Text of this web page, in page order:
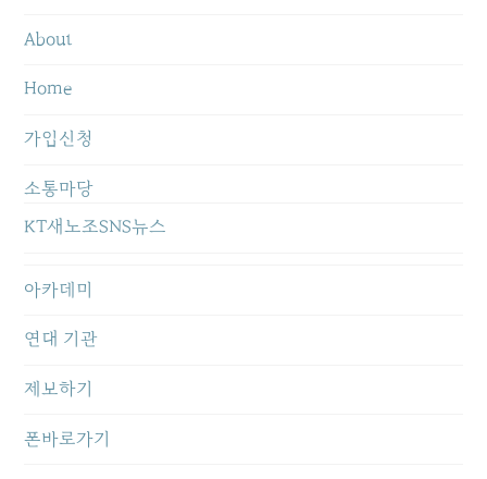
About
Home
가입신청
소통마당
KT새노조SNS뉴스
아카데미
연대 기관
제보하기
폰바로가기